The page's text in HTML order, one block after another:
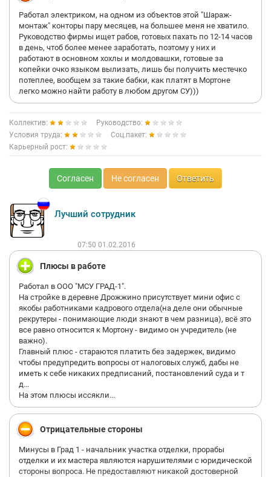
Работал электриком, на одном из объектов этой "Шараж-
монтаж" конторы пару месяцев, на большее меня не хватило.
Руководство фирмы ищет рабов, готовых пахать по 12-14 часов
в день, чтоб более менее заработать, поэтому у них и
работают в основном хохлы и молдовашки, готовые за
копейки очко языком вылизать, лишь бы получить местечко
потеплее, вообщем за такие бабки, как платят в Мортоне
легко можно найти работу в любом другом СУ)))
Коллектив:
Руководство:
Условия труда:
Соц.пакет:
Карьерный рост:
Согласен Не согласен Ответить
Лучший сотрудник
07:50 01.02.2016
Плюсы в работе
Работал в ООО "МСУ ГРАД-1".
На стройке в деревне Дрожжино присутствует мини офис с
якобы работниками кадрового отдела(на деле они обычные
рекрутеры - понимающие люди знают в чем разница), всё это
все равно относится к Мортону - видимо он учредитель (не
важно).
Главный плюс - стараются платить без задержек, видимо
чтобы предупредить вопросы от налоговых служб, дабы не
иметь к себе никаких предписаний, постановлений суда и т
д...
На этом плюсы иссякли...
Отрицательные стороны
Минусы в Град 1 - начальник участка отделки, прорабы
отделки и их мастера являются нарушителями с юридической
стороны вопроса. Не предоставляют никакой достоверной